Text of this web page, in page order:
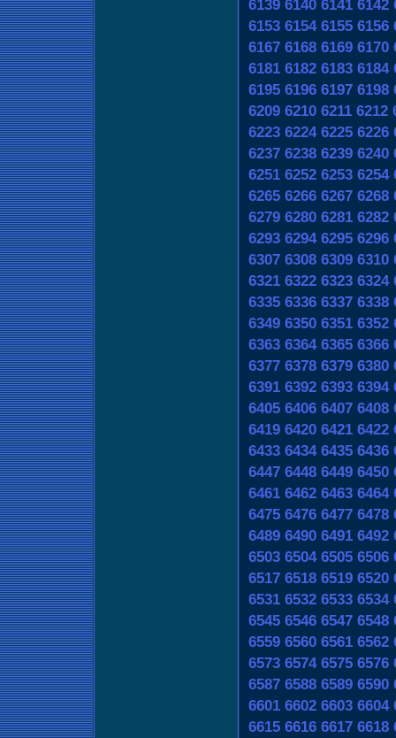
6139 6140 6141 6142
6153 6154 6155 6156
6167 6168 6169 6170
6181 6182 6183 6184
6195 6196 6197 6198
6209 6210 6211 6212
6223 6224 6225 6226
6237 6238 6239 6240
6251 6252 6253 6254
6265 6266 6267 6268
6279 6280 6281 6282
6293 6294 6295 6296
6307 6308 6309 6310
6321 6322 6323 6324
6335 6336 6337 6338
6349 6350 6351 6352
6363 6364 6365 6366
6377 6378 6379 6380
6391 6392 6393 6394
6405 6406 6407 6408
6419 6420 6421 6422
6433 6434 6435 6436
6447 6448 6449 6450
6461 6462 6463 6464
6475 6476 6477 6478
6489 6490 6491 6492
6503 6504 6505 6506
6517 6518 6519 6520
6531 6532 6533 6534
6545 6546 6547 6548
6559 6560 6561 6562
6573 6574 6575 6576
6587 6588 6589 6590
6601 6602 6603 6604
6615 6616 6617 6618